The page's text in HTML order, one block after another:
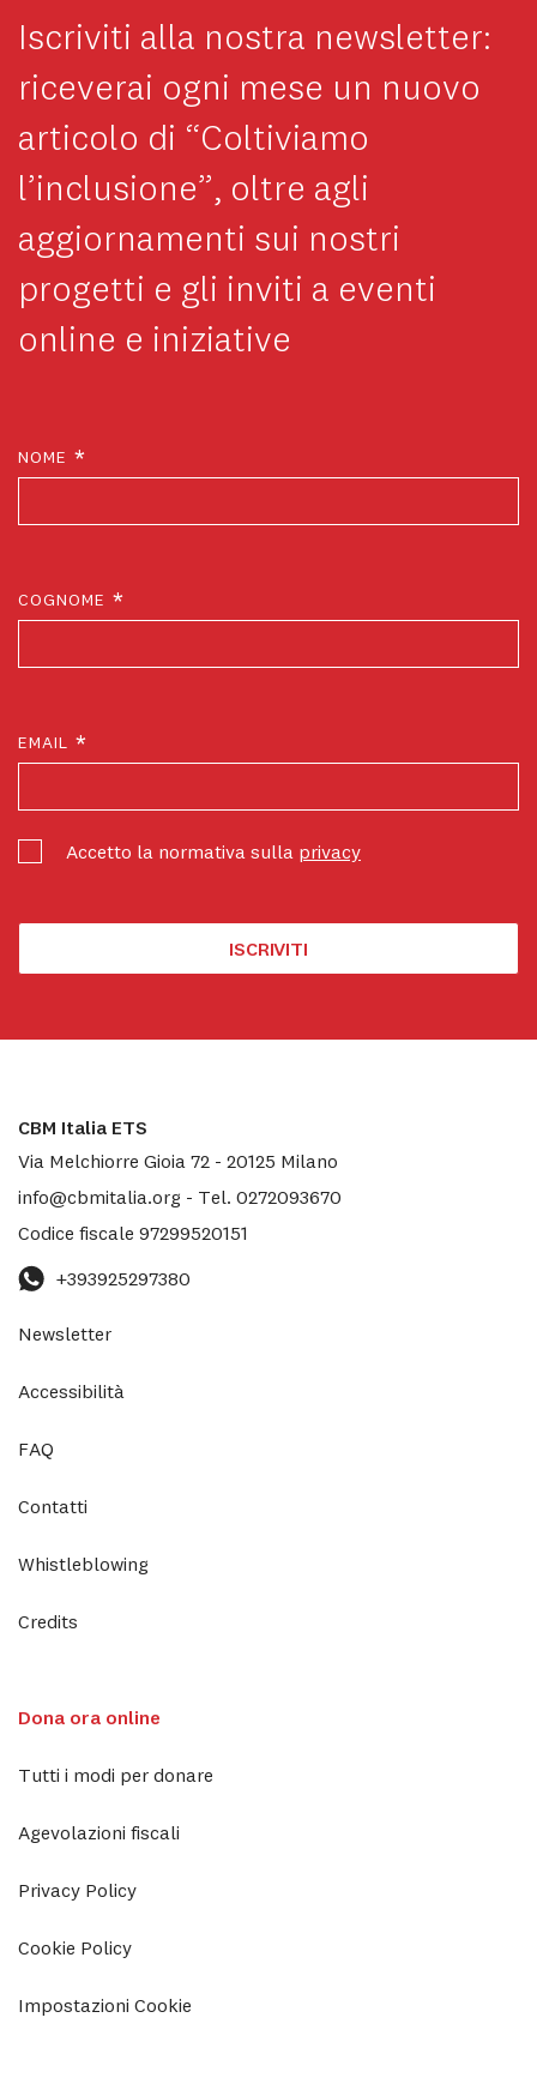
Iscriviti alla nostra newsletter:
riceverai ogni mese un nuovo
articolo di “Coltiviamo
l’inclusione”, oltre agli
aggiornamenti sui nostri
progetti e gli inviti a eventi
online e iniziative
NOME *
COGNOME *
EMAIL *
Accetto la normativa sulla privacy
ISCRIVITI
CBM Italia ETS
Via Melchiorre Gioia 72 - 20125 Milano
info@cbmitalia.org - Tel. 0272093670
Codice fiscale 97299520151
+393925297380
Newsletter
Accessibilità
FAQ
Contatti
Whistleblowing
Credits
Dona ora online
Tutti i modi per donare
Agevolazioni fiscali
Privacy Policy
Cookie Policy
Impostazioni Cookie